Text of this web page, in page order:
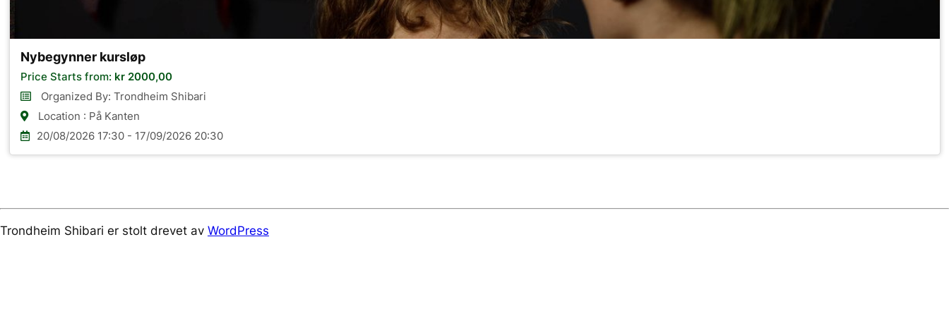
Nybegynner kursløp
Price Starts from: kr 2000,00
Organized By: Trondheim Shibari
Location : På Kanten
20/08/2026 17:30 - 17/09/2026 20:30
Trondheim Shibari er stolt drevet av WordPress